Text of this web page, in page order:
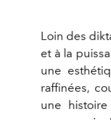
Loin des
et à la
une
raffinées,
une